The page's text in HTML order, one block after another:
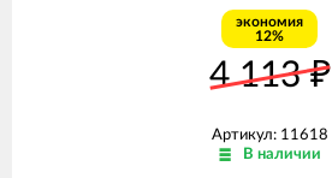
экономия
12%
4 113₽
Артикул: 11618
В наличии